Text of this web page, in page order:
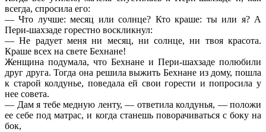
всегда, спросила его:
— Что лучше: месяц или солнце? Кто краше: ты или я? А
Пери-шахзаде горестно воскликнул:
— Не радует меня ни месяц, ни солнце, ни твоя красота.
Краше всех на свете Бехнане!
Женщина подумала, что Бехнане и Пери-шахзаде полюбили
друг друга. Тогда она решила выжить Бехнане из дому, пошла
к старой колдунье, поведала ей свои горести и попросила у
нее совета.
— Дам я тебе медную ленту, — ответила колдунья, — положи
ее себе под матрас, и когда станешь поворачиваться с боку на
бок,